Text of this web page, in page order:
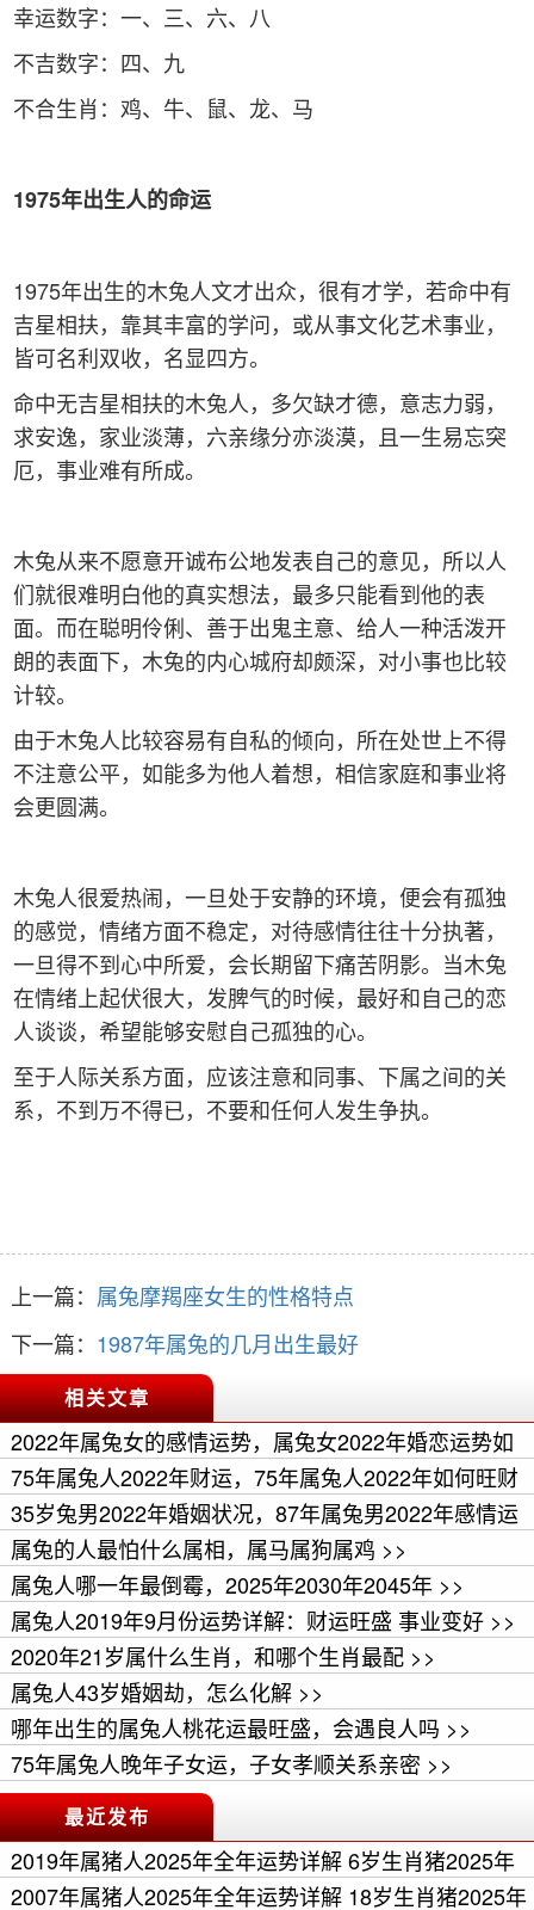
幸运数字：一、三、六、八
不吉数字：四、九
不合生肖：鸡、牛、鼠、龙、马
1975年出生人的命运
1975年出生的木兔人文才出众，很有才学，若命中有
吉星相扶，靠其丰富的学问，或从事文化艺术事业，
皆可名利双收，名显四方。
命中无吉星相扶的木兔人，多欠缺才德，意志力弱，
求安逸，家业淡薄，六亲缘分亦淡漠，且一生易忘突
厄，事业难有所成。
木兔从来不愿意开诚布公地发表自己的意见，所以人
们就很难明白他的真实想法，最多只能看到他的表
面。而在聪明伶俐、善于出鬼主意、给人一种活泼开
朗的表面下，木兔的内心城府却颇深，对小事也比较
计较。
由于木兔人比较容易有自私的倾向，所在处世上不得
不注意公平，如能多为他人着想，相信家庭和事业将
会更圆满。
木兔人很爱热闹，一旦处于安静的环境，便会有孤独
的感觉，情绪方面不稳定，对待感情往往十分执著，
一旦得不到心中所爱，会长期留下痛苦阴影。当木兔
在情绪上起伏很大，发脾气的时候，最好和自己的恋
人谈谈，希望能够安慰自己孤独的心。
至于人际关系方面，应该注意和同事、下属之间的关
系，不到万不得已，不要和任何人发生争执。
上一篇： 属兔摩羯座女生的性格特点
下一篇： 1987年属兔的几月出生最好
相关文章
2022年属兔女的感情运势，属兔女2022年婚恋运势如
何 >>
75年属兔人2022年财运，75年属兔人2022年如何旺财
>>
35岁兔男2022年婚姻状况，87年属兔男2022年感情运
势 >>
属兔的人最怕什么属相，属马属狗属鸡 >>
属兔人哪一年最倒霉，2025年2030年2045年 >>
属兔人2019年9月份运势详解：财运旺盛 事业变好 >>
2020年21岁属什么生肖，和哪个生肖最配 >>
属兔人43岁婚姻劫，怎么化解 >>
哪年出生的属兔人桃花运最旺盛，会遇良人吗 >>
75年属兔人晚年子女运，子女孝顺关系亲密 >>
最近发布
2019年属猪人2025年全年运势详解 6岁生肖猪2025年
每月运程 >>
2007年属猪人2025年全年运势详解 18岁生肖猪2025年